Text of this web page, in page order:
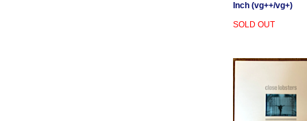
Inch (vg++/vg+)
SOLD OUT